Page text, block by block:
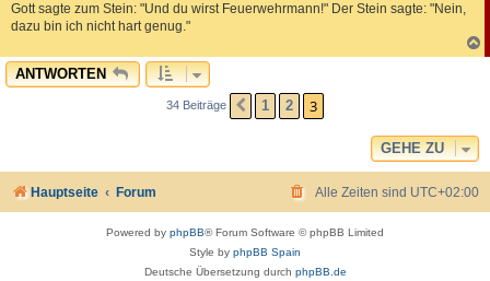
Gott sagte zum Stein: "Und du wirst Feuerwehrmann!" Der Stein sagte: "Nein,
dazu bin ich nicht hart genug."
a
ANTWORTEN
34 Beiträge VORHERIGE
1 2 3
GEHE ZU
Hauptseite Forum Alle Zeiten sind UTC+02:00
Powered by phpBB® Forum Software © phpBB Limited
Style by phpBB Spain
Deutsche Übersetzung durch phpBB.de